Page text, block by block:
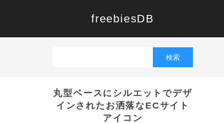
freebiesDB
丸型ベースにシルエットでデザ
インされたお洒落なECサイト
アイコン